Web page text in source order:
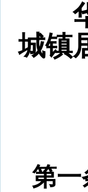
城镇
第一